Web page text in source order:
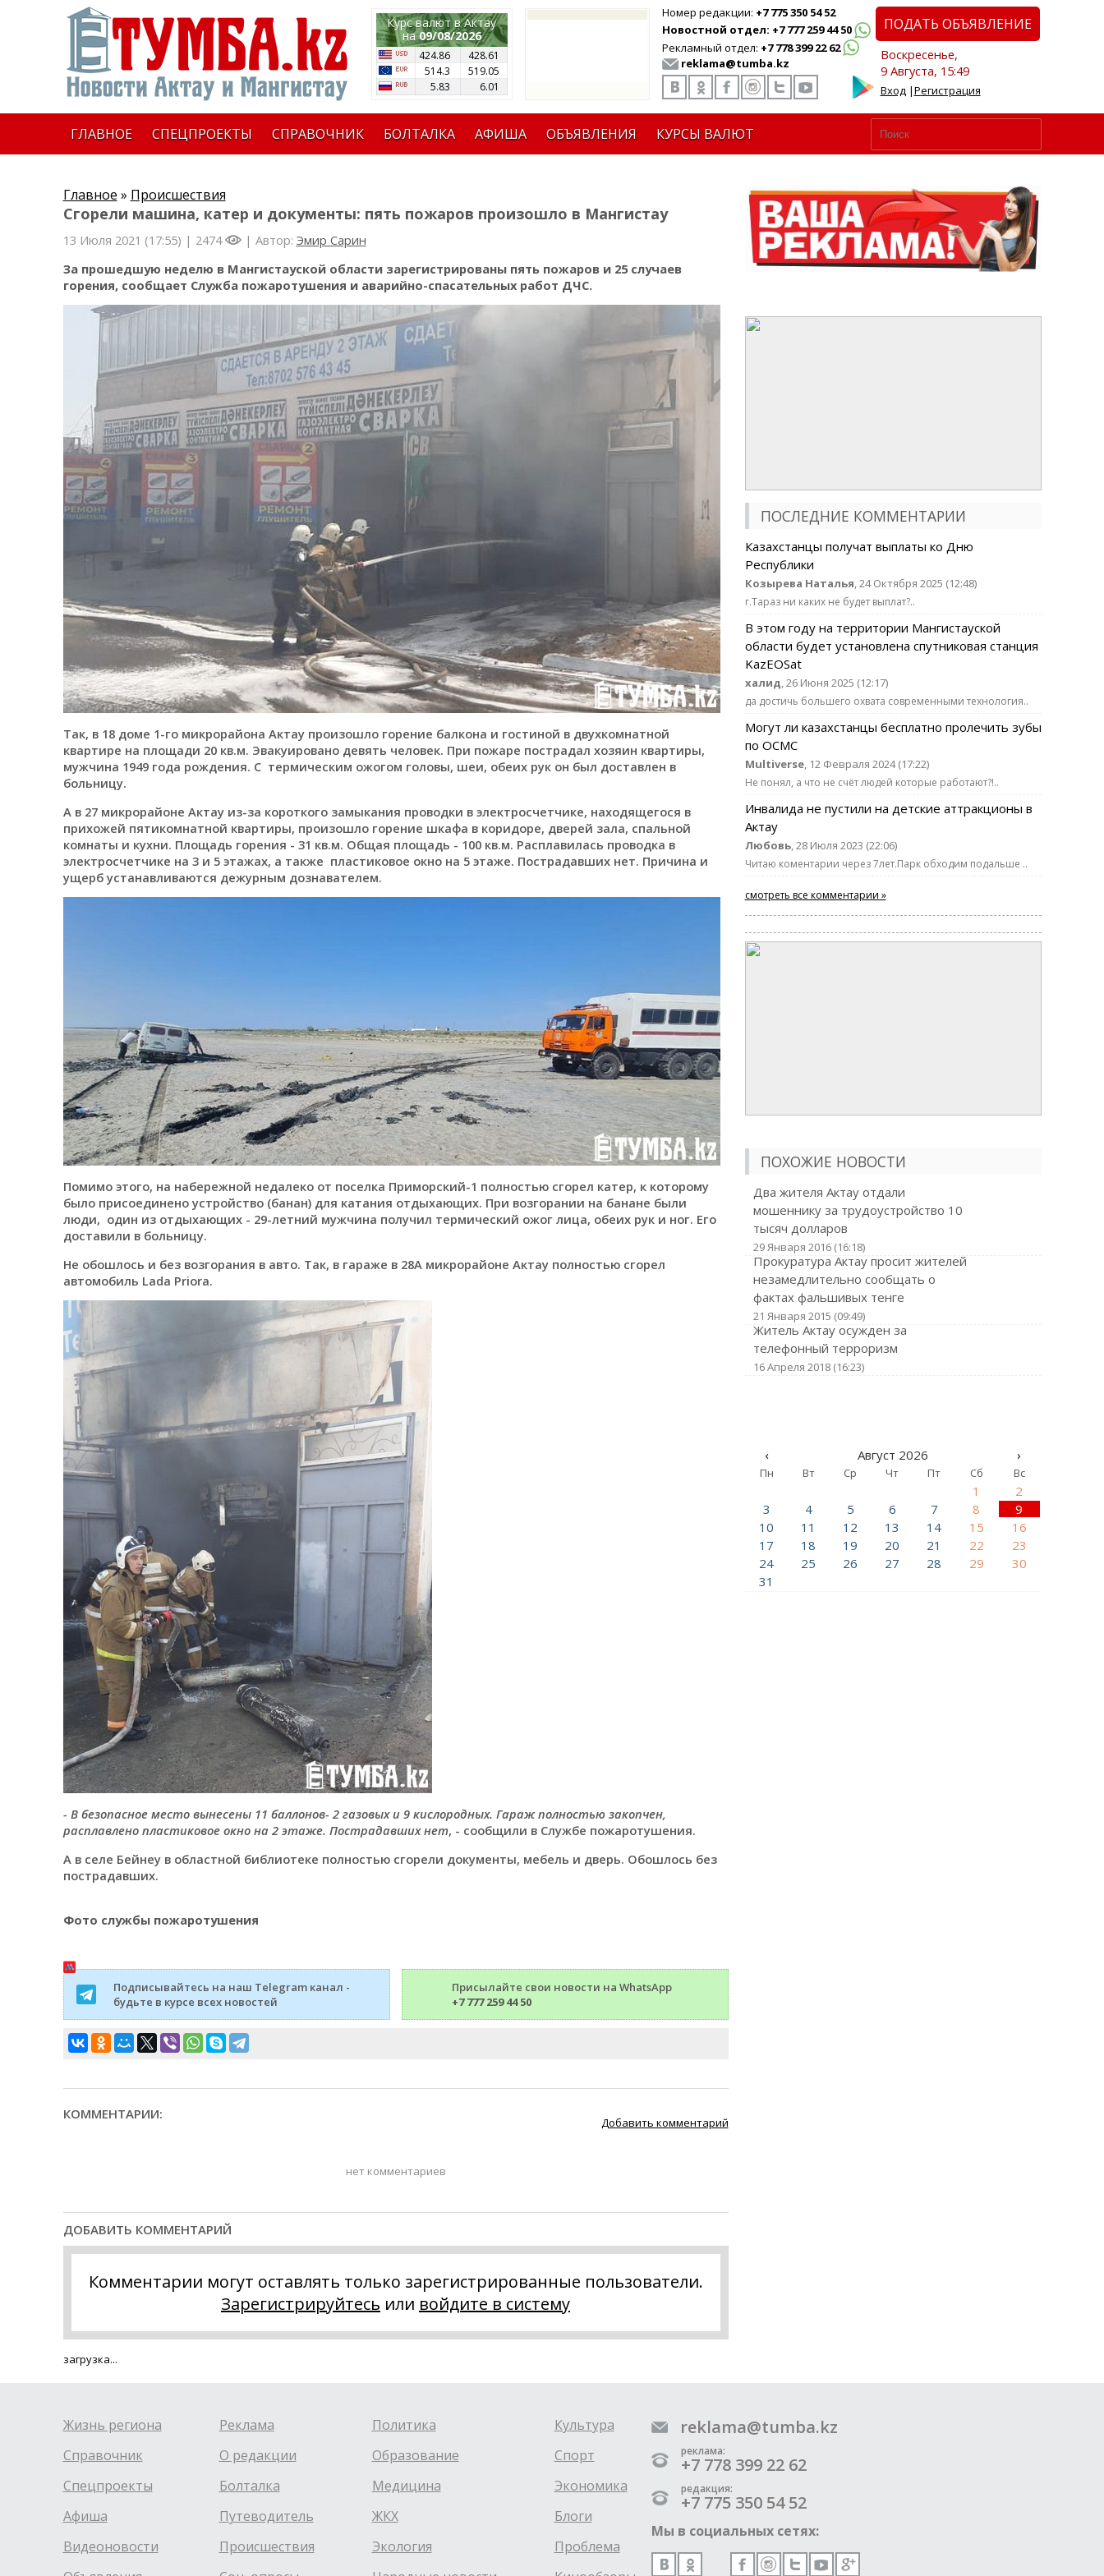
Курс валют в Актау
на09/08/2026
424.86
428.61
514.3
519.05
5.83
6.01
Номер редакции: +7 775 350 54 52
Новостной отдел: +7 777 259 44 50
Рекламный отдел: +7 778 399 22 62
reklama@tumba.kz
ПОДАТЬ ОБЪЯВЛЕНИЕ
Воскресенье,
9 Августа, 15:49
Вход|Регистрация
ГЛАВНОЕ СПЕЦПРОЕКТЫ СПРАВОЧНИК БОЛТАЛКА АФИША ОБЪЯВЛЕНИЯ КУРСЫ ВАЛЮТ
Главное » Происшествия
Сгорели машина, катер и документы: пять пожаров произошло в Мангистау
13 Июля 2021 (17:55) | 2474 | Автор: Эмир Сарин
За прошедшую неделю в Мангистауской области зарегистрированы пять пожаров и 25 случаев
горения, сообщает Служба пожаротушения и аварийно-спасательных работ ДЧС.
Так, в 18 доме 1-го микрорайона Актау произошло горение балкона и гостиной в двухкомнатной
квартире на площади 20 кв.м. Эвакуировано девять человек. При пожаре пострадал хозяин квартиры,
мужчина 1949 года рождения. С термическим ожогом головы, шеи, обеих рук он был доставлен в
больницу.
А в 27 микрорайоне Актау из-за короткого замыкания проводки в электросчетчике, находящегося в
прихожей пятикомнатной квартиры, произошло горение шкафа в коридоре, дверей зала, спальной
комнаты и кухни. Площадь горения - 31 кв.м. Общая площадь - 100 кв.м. Расплавилась проводка в
электросчетчике на 3 и 5 этажах, а также пластиковое окно на 5 этаже. Пострадавших нет. Причина и
ущерб устанавливаются дежурным дознавателем.
Помимо этого, на набережной недалеко от поселка Приморский-1 полностью сгорел катер, к которому
было присоединено устройство (банан) для катания отдыхающих. При возгорании на банане были
люди, один из отдыхающих - 29-летний мужчина получил термический ожог лица, обеих рук и ног. Его
доставили в больницу.
Не обошлось и без возгорания в авто. Так, в гараже в 28А микрорайоне Актау полностью сгорел
автомобиль Lada Priora.
- В безопасное место вынесены 11 баллонов- 2 газовых и 9 кислородных. Гараж полностью закопчен,
расплавлено пластиковое окно на 2 этаже. Пострадавших нет, - сообщили в Службе пожаротушения.
А в селе Бейнеу в областной библиотеке полностью сгорели документы, мебель и дверь. Обошлось без
пострадавших.
Фото службы пожаротушения
Подписывайтесь на наш Telegram канал -
будьте в курсе всех новостей
Присылайте свои новости на WhatsApp
+7 777 259 44 50
КОММЕНТАРИИ:
Добавить комментарий
нет комментариев
ДОБАВИТЬ КОММЕНТАРИЙ
Комментарии могут оставлять только зарегистрированные пользователи.
Зарегистрируйтесь или войдите в систему
загрузка...
ПОСЛЕДНИЕ КОММЕНТАРИИ
Казахстанцы получат выплаты ко Дню
Республики
Козырева Наталья, 24 Октября 2025 (12:48)
г.Тараз ни каких не будет выплат?..
В этом году на территории Мангистауской
области будет установлена спутниковая станция
KazEOSat
халид, 26 Июня 2025 (12:17)
да достичь большего охвата современными технология..
Могут ли казахстанцы бесплатно пролечить зубы
по ОСМС
Multiverse, 12 Февраля 2024 (17:22)
Не понял, а что не счёт людей которые работают?!..
Инвалида не пустили на детские аттракционы в
Актау
Любовь, 28 Июля 2023 (22:06)
Читаю коментарии через 7лет.Парк обходим подальше ..
смотреть все комментарии »
ПОХОЖИЕ НОВОСТИ
Два жителя Актау отдали
мошеннику за трудоустройство 10
тысяч долларов
29 Января 2016 (16:18)
Прокуратура Актау просит жителей
незамедлительно сообщать о
фактах фальшивых тенге
21 Января 2015 (09:49)
Житель Актау осужден за
телефонный терроризм
16 Апреля 2018 (16:23)
‹ Август 2026 ›
Пн Вт Ср Чт Пт Сб Вс
1
2
3
4 5 6 7 8
9
10
11 12 13 14 15
16
17
18 19 20 21 22
23
24
25 26 27 28 29
30
31
Жизнь региона
Справочник
Спецпроекты
Афиша
Видеоновости
Реклама
О редакции
Болталка
Путеводитель
Происшествия
Политика
Образование
Медицина
ЖКХ
Экология
Культура
Спорт
Экономика
Блоги
Проблема
reklama@tumba.kz
реклама:
+7 778 399 22 62
редакция:
+7 775 350 54 52
Мы в социальных сетях: